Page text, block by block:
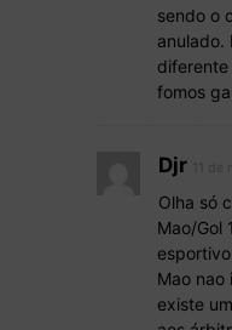
sendo o
anulado.
diferente
fomos
Djr
Olha só
Mao/Gol
Mao nao
existe